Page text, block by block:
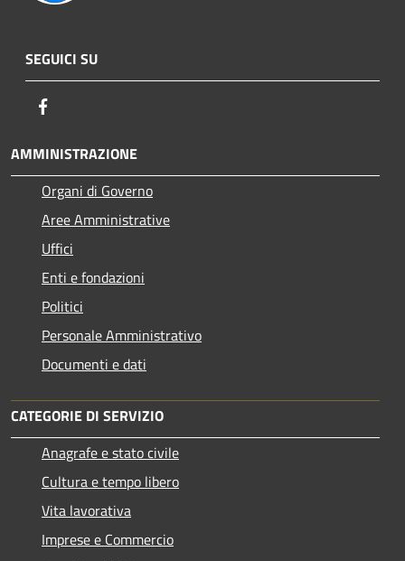
SEGUICI SU
AMMINISTRAZIONE
Organi di Governo
Aree Amministrative
Uffici
Enti e fondazioni
Politici
Personale Amministrativo
Documenti e dati
CATEGORIE DI SERVIZIO
Anagrafe e stato civile
Cultura e tempo libero
Vita lavorativa
Imprese e Commercio